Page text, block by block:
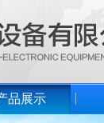
品展示